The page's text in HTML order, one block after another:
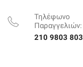
Τηλέφωνο
Παραγγελιών:
210 9803 803